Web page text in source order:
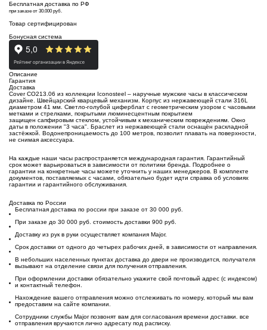
Бесплатная доставка по РФ
при заказе от 30.000 руб.
Товар сертифицирован
Бонусная система
Описание
Гарантия
Доставка
Cover CO213.06 из коллекции Iconosteel – наручные мужские часы в классическом
дизайне. Швейцарский кварцевый механизм. Корпус из нержавеющей стали 316L
диаметром 41 мм. Светло-голубой циферблат с геометрическим узором с часовыми
метками и стрелками, покрытыми люминесцентным покрытием
защищен сапфировым стеклом , устойчивым к механическим повреждениям. Окно
даты в положении "3 часа". Браслет из нержавеющей стали оснащён раскладной
застёжкой . Водонепроницаемость до 100 метров, позволит плавать на поверхности,
не снимая аксессуара.
На каждые наши часы распространяется международная гарантия. Гарантийный
срок может варьироваться в зависимости от политики бренда. Подробнее о
гарантии на конкретные часы можете уточнить у наших менеджеров. В комплекте
документов, поставляемых с часами, обязательно будет идти справка об условиях
гарантии и гарантийного обслуживания.
Доставка по России
Бесплатная доставка по россии при заказе от 30 000 руб.
При заказе до 30 000 руб. стоимость доставки 900 руб.
Доставку из рук в руки осуществляет компания Major.
Срок доставки от одного до четырех рабочих дней, в зависимости от направления.
В небольших населенных пунктах доставка до двери не производится, получателя
вызывают на отделение связи для получения отправления.
При оформлении доставки обязательно укажите свой почтовый адрес (с индексом)
и контактный телефон.
Нахождение вашего отправления можно отслеживать по номеру, который мы вам
предоставим на сайте компании.
Сотрудники службы Major позвонят вам для согласования времени доставки. все
отправления вручаются лично адресату под расписку.